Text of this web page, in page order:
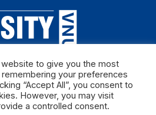
to give you the most
your preferences
“Accept All”, you consent to
However, you may visit
a controlled consent.